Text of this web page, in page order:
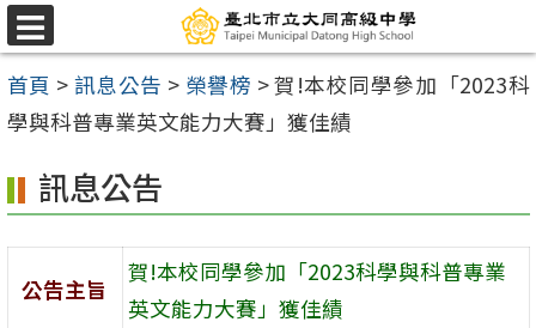
跳
至
主
要
容
區
選
單
首頁 > 訊息公告 > 榮譽榜 >賀!本校同學參加「2023科
學與科普專業英文能力大賽」獲佳績
訊息公告
公告主旨
賀!本校同學參加「2023科學與科普專業
英文能力大賽」獲佳績